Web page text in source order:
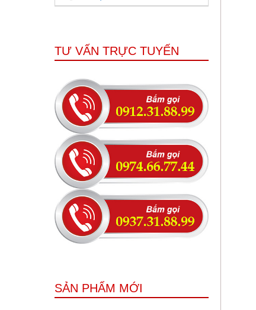
TƯ VẤN TRỰC TUYẾN
SẢN PHẨM MỚI